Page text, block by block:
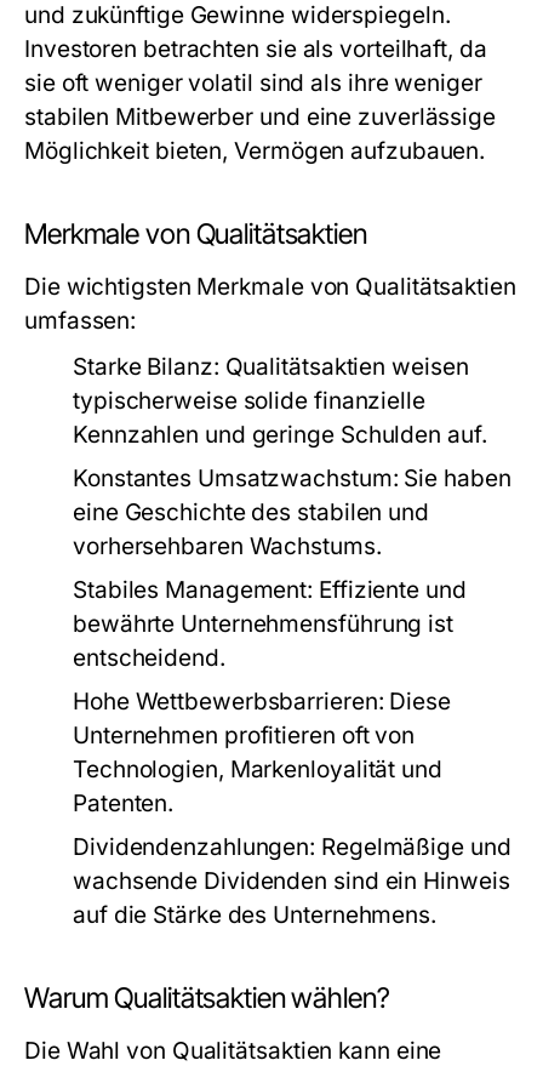
und zukünftige Gewinne widerspiegeln.
Investoren betrachten sie als vorteilhaft, da
sie oft weniger volatil sind als ihre weniger
stabilen Mitbewerber und eine zuverlässige
Möglichkeit bieten, Vermögen aufzubauen.
Merkmale von Qualitätsaktien
Die wichtigsten Merkmale von Qualitätsaktien
umfassen:
Starke Bilanz: Qualitätsaktien weisen
typischerweise solide finanzielle
Kennzahlen und geringe Schulden auf.
Konstantes Umsatzwachstum: Sie haben
eine Geschichte des stabilen und
vorhersehbaren Wachstums.
Stabiles Management: Effiziente und
bewährte Unternehmensführung ist
entscheidend.
Hohe Wettbewerbsbarrieren: Diese
Unternehmen profitieren oft von
Technologien, Markenloyalität und
Patenten.
Dividendenzahlungen: Regelmäßige und
wachsende Dividenden sind ein Hinweis
auf die Stärke des Unternehmens.
Warum Qualitätsaktien wählen?
Die Wahl von Qualitätsaktien kann eine